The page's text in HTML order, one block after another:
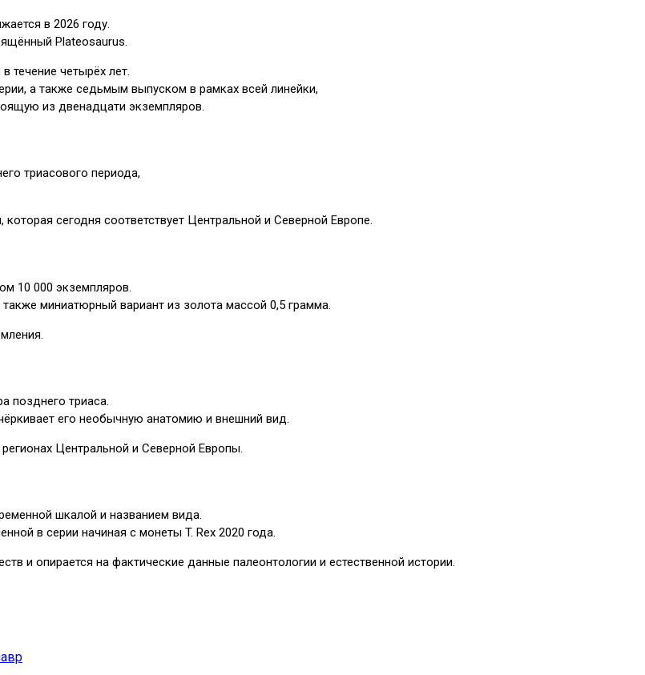
в 2026 году.
Plateosaurus.
течение четырёх лет.
а также седьмым выпуском в рамках всей линейки,
из двенадцати экземпляров.
триасового периода,
сегодня соответствует Центральной и Северной Европе.
10 000 экземпляров.
миниатюрный вариант из золота массой 0,5 грамма.
позднего триаса.
его необычную анатомию и внешний вид.
Центральной и Северной Европы.
шкалой и названием вида.
в серии начиная с монеты T. Rex 2020 года.
и опирается на фактические данные палеонтологии и естественной истории.